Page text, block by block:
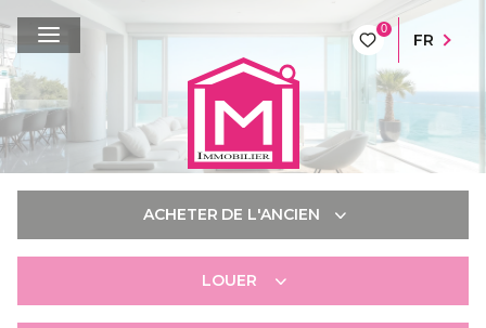
0
FR
ACHETER DE L'ANCIEN
De l'immo pro
LOUER